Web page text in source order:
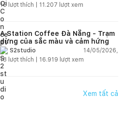
15 lượt thích | 11.207 lượt xem
A Station Coffee Đà Nẵng - Trạm
dừng của sắc màu và cảm hứng
S2studio
14/05/2026,
18 lượt thích | 16.919 lượt xem
Xem tất cả